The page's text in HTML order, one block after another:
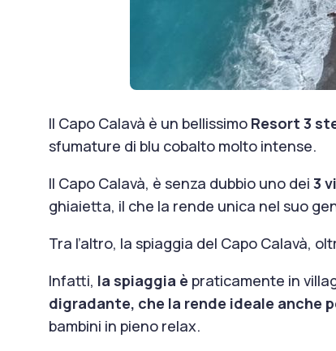
Il Capo Calavà è un bellissimo Resort 3
sfumature di blu cobalto molto intense.
Il Capo Calavà, è senza dubbio uno dei 3
ghiaietta, il che la rende unica nel suo
Tra l’altro, la spiaggia del Capo Calavà,
Infatti, la spiaggia è praticamente in
digradante, che la rende ideale anche
bambini in pieno relax.